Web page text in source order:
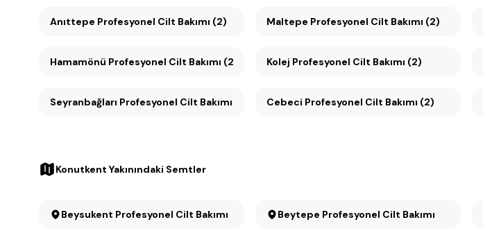
Anıttepe Profesyonel Cilt Bakımı (2) Maltepe Profesyonel Cilt Bakımı (2)
Hamamönü Profesyonel Cilt Bakımı (2) Kolej Profesyonel Cilt Bakımı (2)
Seyranbağları Profesyonel Cilt Bakımı (2) Cebeci Profesyonel Cilt Bakımı (2)
Konutkent Yakınındaki Semtler
Beysukent Profesyonel Cilt Bakımı Beytepe Profesyonel Cilt Bakımı